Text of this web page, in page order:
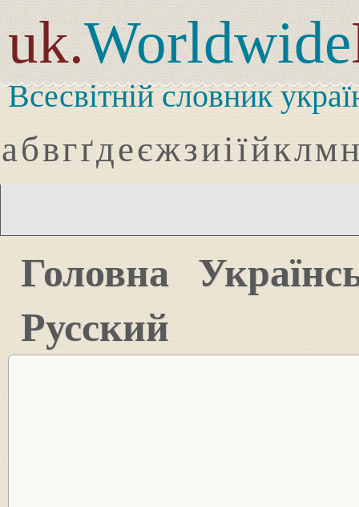
uk.Worldwide
Всесвітній словник
абвгґдеєжзиіїйклмн
Головна
Русский